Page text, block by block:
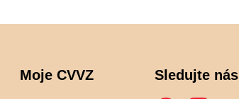
Moje CVVZ Sledujte nás